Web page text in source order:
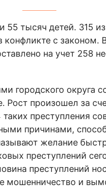
тысяч детей. 315
конфликте с
на учет 258
городского округа
Рост произошел за
таких преступления
причинами,
желание
преступлений
преступлений
мошенничество и